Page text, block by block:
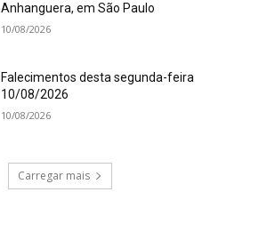
Anhanguera, em São Paulo
10/08/2026
Falecimentos desta segunda-feira
10/08/2026
10/08/2026
Carregar mais